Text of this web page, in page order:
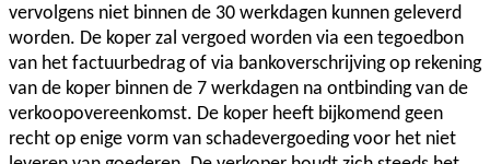
vervolgens niet binnen de 30 werkdagen kunnen geleverd
worden. De koper zal vergoed worden via een tegoedbon
van het factuurbedrag of via bankoverschrijving op rekening
van de koper binnen de 7 werkdagen na ontbinding van de
verkoopovereenkomst. De koper heeft bijkomend geen
recht op enige vorm van schadevergoeding voor het niet